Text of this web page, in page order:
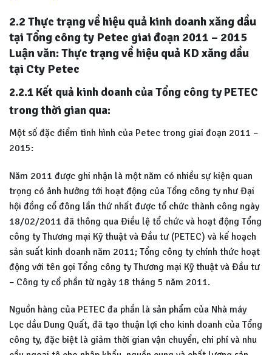
2.2 Thực trạng về hiệu quả kinh doanh xăng dầu
tại Tổng công ty Petec giai đoạn 2011 – 2015
Luận văn: Thực trạng về hiệu quả KD xăng dầu
tại Cty Petec
2.2.1 Kết quả kinh doanh của Tổng công ty PETEC
trong thời gian qua:
Một số đặc điểm tình hình của Petec trong giai đoạn 2011 –
2015:
Năm 2011 được ghi nhận là một năm có nhiều sự kiện quan
trọng có ảnh hưởng tới hoạt động của Tổng công ty như Đại
hội đồng cổ đông lần thứ nhất được tổ chức thành công ngày
18/02/2011 đã thông qua Điều lệ tổ chức và hoạt động Tổng
công ty Thương mại Kỹ thuật và Đầu tư (PETEC) và kế hoạch
sản suất kinh doanh năm 2011; Tổng công ty chính thức hoạt
động với tên gọi Tổng công ty Thương mại Kỹ thuật và Đầu tư
– Công ty cổ phần từ ngày 18 tháng 5 năm 2011.
Nguồn hàng của PETEC đa phần là sản phẩm của Nhà máy
Lọc dầu Dung Quất, đã tạo thuận lợi cho kinh doanh của Tổng
công ty, đặc biệt là giảm thời gian vận chuyển, chi phí và nhu